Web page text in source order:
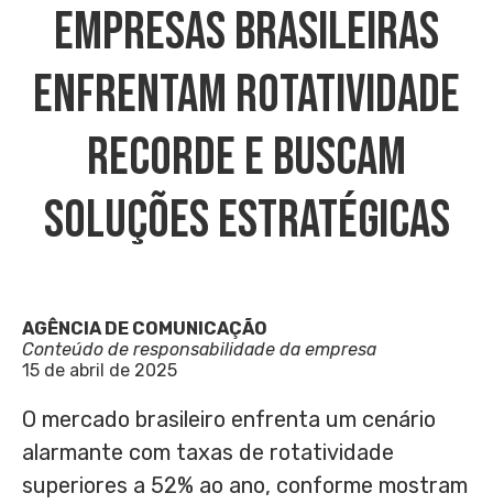
Empresas Brasileiras
Enfrentam Rotatividade
Recorde E Buscam
Soluções Estratégicas
AGÊNCIA DE COMUNICAÇÃO
Conteúdo de responsabilidade da empresa
15 de abril de 2025
O mercado brasileiro enfrenta um cenário
alarmante com taxas de rotatividade
superiores a 52% ao ano, conforme mostram